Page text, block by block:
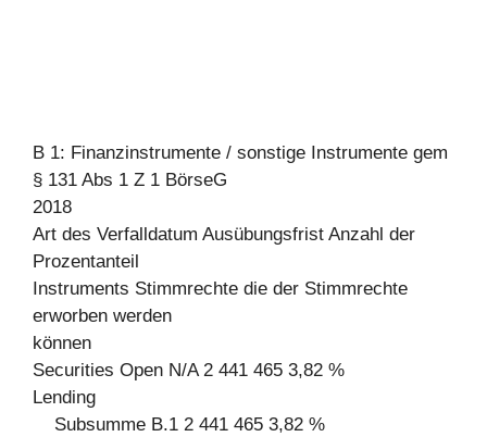
B 1: Finanzinstrumente / sonstige Instrumente gem
§ 131 Abs 1 Z 1 BörseG
2018
Art des Verfalldatum Ausübungsfrist Anzahl der
Prozentanteil
Instruments Stimmrechte die der Stimmrechte
erworben werden
können
Securities Open N/A 2 441 465 3,82 %
Lending
Subsumme B.1 2 441 465 3,82 %